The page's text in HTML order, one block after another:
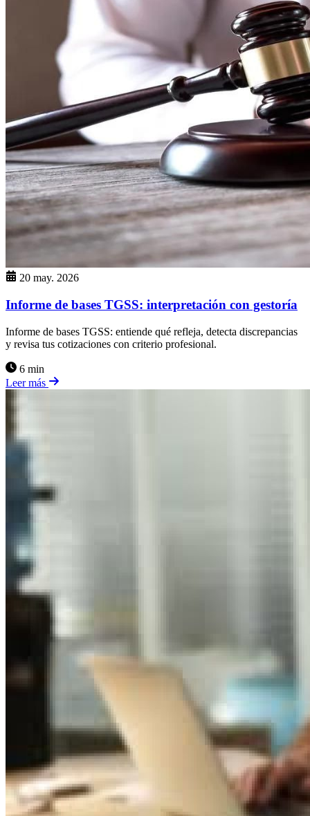
20 may. 2026
Informe de bases TGSS: interpretación con gestoría
Informe de bases TGSS: entiende qué refleja, detecta discrepancias
y revisa tus cotizaciones con criterio profesional.
6 min
Leer más